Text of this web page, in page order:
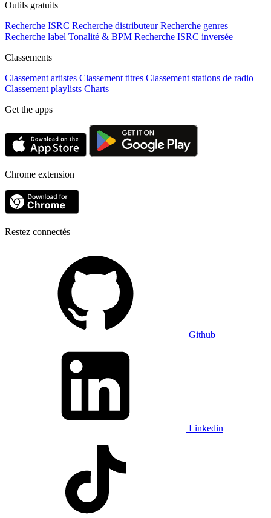
Outils gratuits
Recherche ISRC Recherche distributeur Recherche genres
Recherche label Tonalité & BPM Recherche ISRC inversée
Classements
Classement artistes Classement titres Classement stations de radio
Classement playlists Charts
Get the apps
Chrome extension
Restez connectés
Github
Linkedin